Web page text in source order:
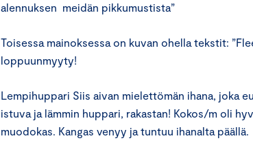
alennuksen meidän pikkumustista”
Toisessa mainoksessa on kuvan ohella tekstit:
loppuunmyyty!
Lempihuppari Siis aivan mielettömän ihana, joka
istuva ja lämmin huppari, rakastan! Kokos/m oli
muodokas. Kangas venyy ja tuntuu ihanalta päällä.